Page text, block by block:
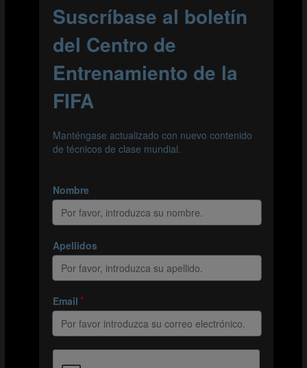
Percepción espacial:evidenciada cuando mira más
allá de la posición del número 7 y lee la intención
como cuando se da cuenta de que debe ganar unos
tiempo de llegar a posiciones más adelantadas. El
más al balón para bajar el ritmo de la jugada antes
de enviar un pase medido al número 7.
Seguimiento del número 14 de Japón
ANÁLISIS DEL NÚMERO 7
En el siguiente vídeo nos centraremos en el número 7
de Japón, el jugador que ocupa la posición intermedia
en este trío de conexión casi telepática, para analizar su